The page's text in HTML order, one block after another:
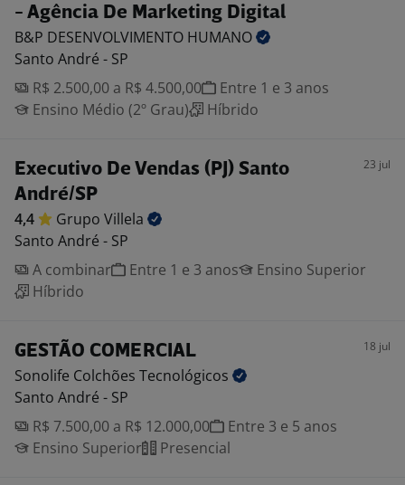
- Agência De Marketing Digital
B&P DESENVOLVIMENTO HUMANO
Santo André - SP
R$ 2.500,00 a R$ 4.500,00
Entre 1 e 3 anos
Ensino Médio (2º Grau)
Híbrido
Executivo De Vendas (PJ) Santo
André/SP
23 jul
4,4 Grupo Villela
Santo André - SP
A combinar
Entre 1 e 3 anos
Ensino Superior
Híbrido
GESTÃO COMERCIAL 18 jul
Sonolife Colchões Tecnológicos
Santo André - SP
R$ 7.500,00 a R$ 12.000,00
Entre 3 e 5 anos
Ensino Superior
Presencial